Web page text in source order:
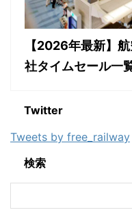
【2026年最新】
社タイムセール一
Twitter
Tweets by free_railway
検索